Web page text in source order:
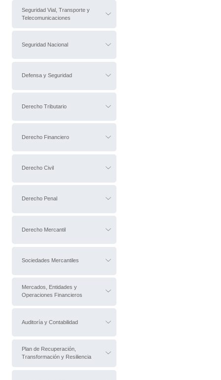
Seguridad Vial, Transporte y
Telecomunicaciones
Seguridad Nacional
Defensa y Seguridad
Derecho Tributario
Derecho Financiero
Derecho Civil
Derecho Penal
Derecho Mercantil
Sociedades Mercantiles
Mercados, Entidades y
Operaciones Financieros
Auditoría y Contabilidad
Plan de Recuperación,
Transformación y Resiliencia